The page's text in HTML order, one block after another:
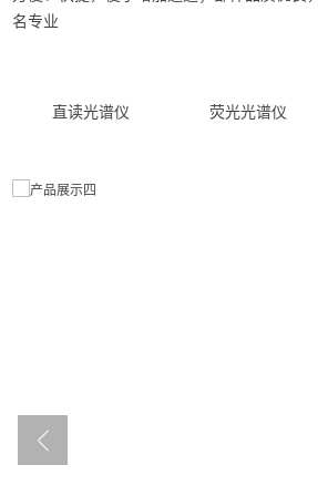
名专业
直读光谱仪 荧光光谱仪